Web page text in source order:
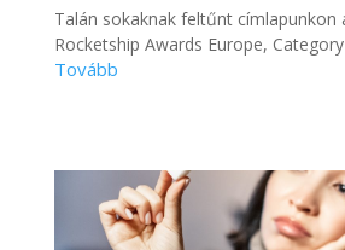
Talán sokaknak feltűnt címlapunkon
Rocketship Awards Europe, Category